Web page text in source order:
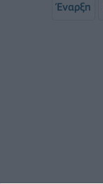
Έναρξη